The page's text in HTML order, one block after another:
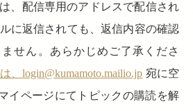
配信専用のアドレスで配信され
に返信されても、返信内容の確認
せん。あらかじめご了承くださ
、login@kumamoto.mailio.jp 宛に空
イページにてトピックの購読を解